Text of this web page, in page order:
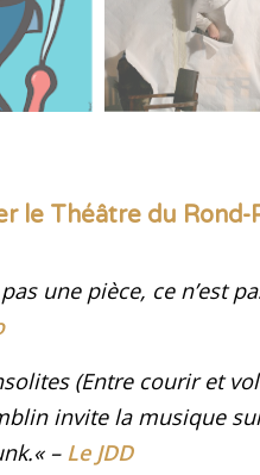
le Théâtre du Rond-
une pièce, ce n’est
(Entre courir et
invite la musique
« – Le JDD